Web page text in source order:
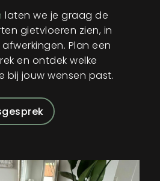
laten we je graag de
gietvloeren zien, in
Plan een
en ontdek welke
bij jouw wensen past.